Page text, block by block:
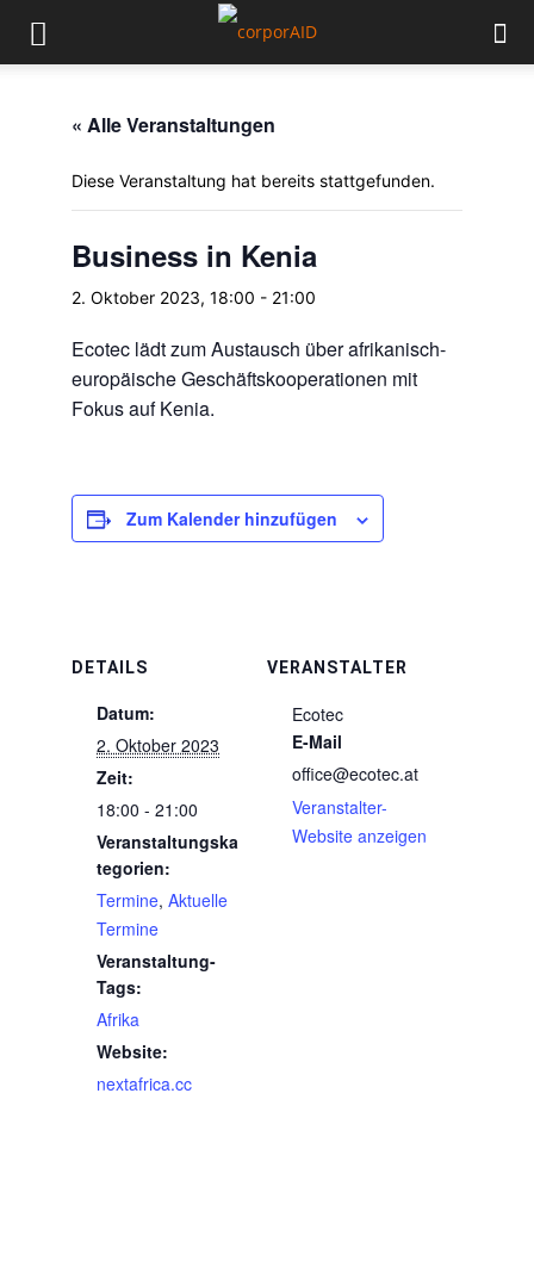
« Alle Veranstaltungen
Diese Veranstaltung hat bereits stattgefunden.
Business in Kenia
2. Oktober 2023, 18:00 - 21:00
Ecotec lädt zum Austausch über afrikanisch-
europäische Geschäftskooperationen mit
Fokus auf Kenia.
Zum Kalender hinzufügen
DETAILS
Datum:
2. Oktober 2023
Zeit:
18:00 - 21:00
Veranstaltungska
tegorien:
Termine, Aktuelle
Termine
Veranstaltung-
Tags:
Afrika
Website:
nextafrica.cc
VERANSTALTER
Ecotec
E-Mail
office@ecotec.at
Veranstalter-
Website anzeigen